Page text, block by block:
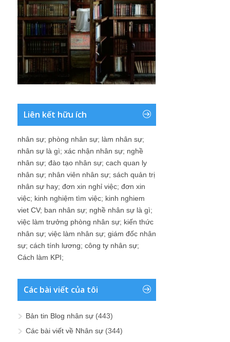
Liên kết hữu ích
nhân sự; phòng nhân sự; làm nhân sự;
nhân sự là gì; xác nhận nhân sự; nghề
nhân sự; đào tạo nhân sự; cach quan ly
nhân sự; nhân viên nhân sự; sách quản trị
nhân sự hay; đơn xin nghỉ việc; đơn xin
việc; kinh nghiệm tìm việc; kinh nghiem
viet CV; ban nhân sự; nghề nhân sự là gì;
việc làm trưởng phòng nhân sự; kiến thức
nhân sự; việc làm nhân sự; giám đốc nhân
sự; cách tính lương; công ty nhân sự;
Cách làm KPI;
Các bài viết của tôi
Bản tin Blog nhân sự (443)
Các bài viết về Nhân sự (344)